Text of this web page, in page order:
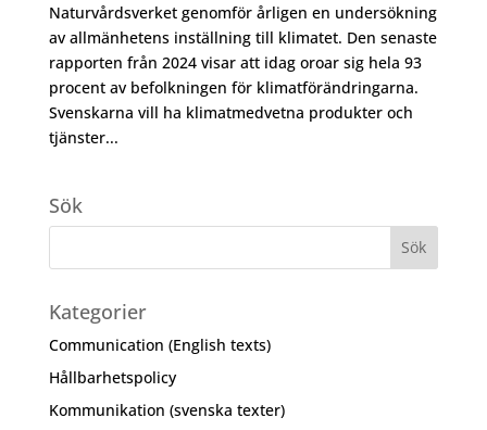
​Naturvårdsverket genomför årligen en undersökning
av allmänhetens inställning till klimatet. Den senaste
rapporten från 2024 visar att idag oroar sig hela 93
procent av befolkningen för klimatförändringarna.
Svenskarna vill ha klimatmedvetna produkter och
tjänster...
Sök
Kategorier
Communication (English texts)
Hållbarhetspolicy
Kommunikation (svenska texter)